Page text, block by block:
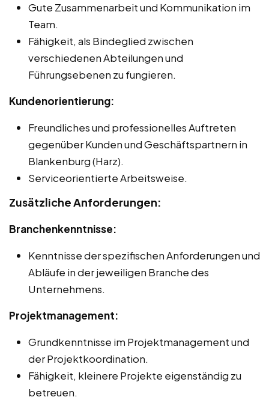
Gute Zusammenarbeit und Kommunikation im
Team.
Fähigkeit, als Bindeglied zwischen
verschiedenen Abteilungen und
Führungsebenen zu fungieren.
Kundenorientierung:
Freundliches und professionelles Auftreten
gegenüber Kunden und Geschäftspartnern in
Blankenburg (Harz).
Serviceorientierte Arbeitsweise.
Zusätzliche Anforderungen:
Branchenkenntnisse:
Kenntnisse der spezifischen Anforderungen und
Abläufe in der jeweiligen Branche des
Unternehmens.
Projektmanagement:
Grundkenntnisse im Projektmanagement und
der Projektkoordination.
Fähigkeit, kleinere Projekte eigenständig zu
betreuen.